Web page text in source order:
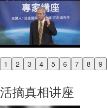
1 2 3 4 5 6 7 8 9
Previous
活摘真相讲座